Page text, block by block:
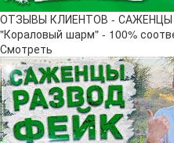
ОТЗЫВЫ КЛИЕНТОВ - САЖЕНЦЫ
"Кораловый шарм" - 100%
Смотреть